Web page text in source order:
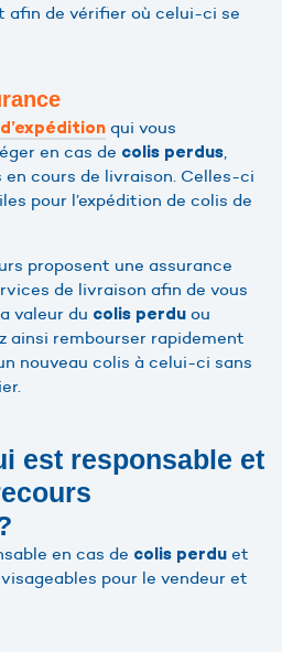
afin de vérifier où celui-ci se
qui vous
en cas de colis perdus,
cours de livraison. Celles-ci
pour l’expédition de colis de
proposent une assurance
de livraison afin de vous
valeur du colis perdu ou
ainsi rembourser rapidement
nouveau colis à celui-ci sans
est responsable et
en cas de colis perdu et
pour le vendeur et